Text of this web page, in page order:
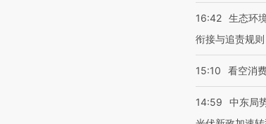
16:42 生态环
衔接与追责规则
15:10 看空消
14:59
中东局